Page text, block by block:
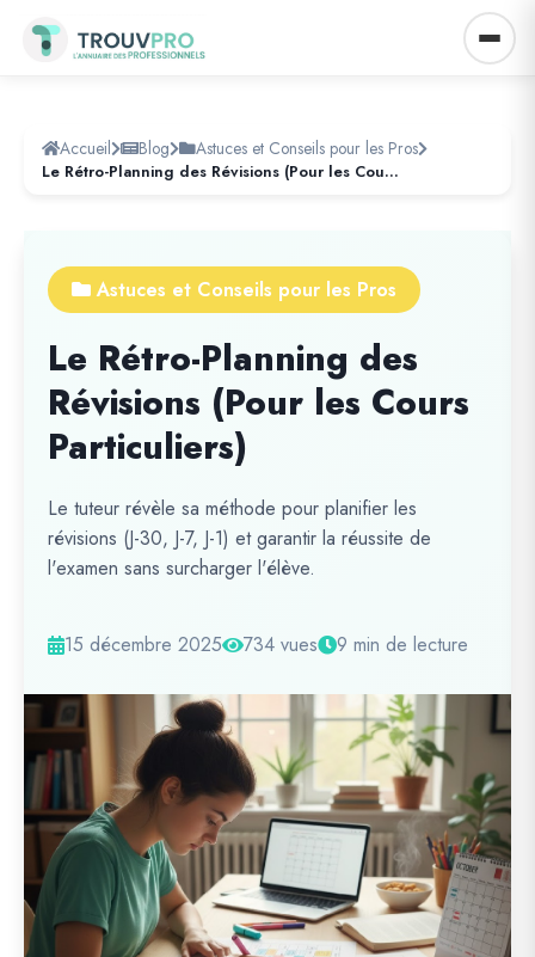
Accueil Blog Astuces et Conseils pour les Pros
Le Rétro-Planning des Révisions (Pour les Cours Particuliers)
Astuces et Conseils pour les Pros
Le Rétro-Planning des
Révisions (Pour les Cours
Particuliers)
Le tuteur révèle sa méthode pour planifier les
révisions (J-30, J-7, J-1) et garantir la réussite de
l'examen sans surcharger l'élève.
15 décembre 2025 734 vues 9 min de lecture